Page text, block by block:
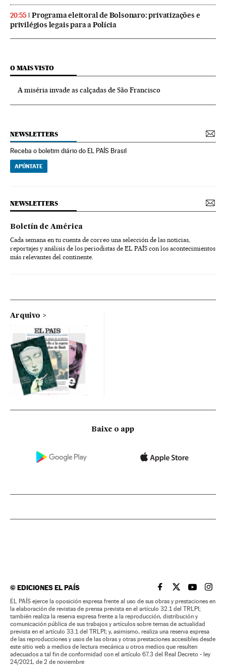
20:55
Programa eleitoral de Bolsonaro: privatizações e
privilégios legais para a Polícia
O MAIS VISTO
A miséria invade as calçadas de São Francisco
NEWSLETTERS
Receba o boletim diário do EL PAÍS Brasil
APÚNTATE
NEWSLETTERS
Boletín de América
Cada semana en tu cuenta de correo una selección de las noticias,
reportajes y análisis de los periodistas de EL PAÍS con los acontecimientos
más relevantes del continente.
Arquivo
Baixe o app
©EDICIONES EL PAÍS EL PAÍS BRASIL EN
EL PAÍSEL PAÍS
EL
EL PAÍS ejerce la oposición expresa frente al uso de sus obras y prestaciones en
la elaboración de revistas de prensa prevista en el artículo 32.1 del TRLPI;
también realiza la reserva expresa frente a la reproducción, distribución y
comunicación pública de sus trabajos y artículos sobre temas de actualidad
prevista en el artículo 33.1 del TRLPI; y, asimismo, realiza una reserva expresa
de las reproducciones y usos de las obras y otras prestaciones accesibles desde
este sitio web a medios de lectura mecánica u otros medios que resulten
adecuados a tal fin de conformidad con el artículo 67.3 del Real Decreto - ley
24/2021, de 2 de noviembre